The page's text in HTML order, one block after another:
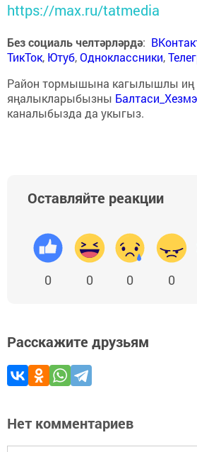
https://max.ru/tatmedia
Без социаль челтәрләрдә:
ТикТок, Ютуб,Одноклассники,
Район тормышына кагылышлы иң
яңалыкларыбызны
каналыбызда да укыгыз.
Оставляйте реакции
0 0 0 0
Расскажите друзьям
Нет комментариев